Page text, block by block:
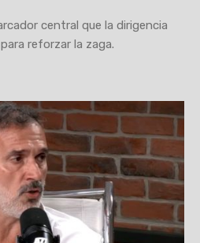
central que la dirigencia
reforzar la zaga.